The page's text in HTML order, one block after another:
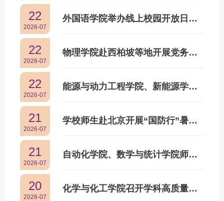
22
2026-07
外国语学院举办线上校园开放日活动
22
2026-07
物理学院赴西柏坡等地开展党务干部培训
22
2026-07
能源与动力工程学院、新能源学院师生赴陕西开展“国防行”暨“研究生移动思政课堂”暑期社会实践活动
21
2026-07
学校师生赴北京开展“国防行”暑期社会实践活动
21
2026-07
自动化学院、数学与统计学院师生赴湖北开展“国防行”暨“研究生移动思政课堂”暑期社会实践活动
20
2026-07
化学与化工学院召开学科高质量发展专题研讨会